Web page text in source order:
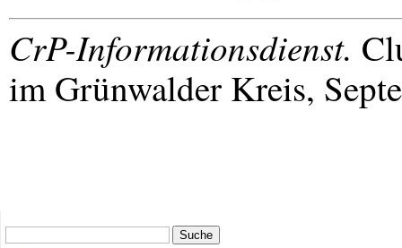
CrP-Informationsdienst.
im Grünwalder Kreis,
Suche